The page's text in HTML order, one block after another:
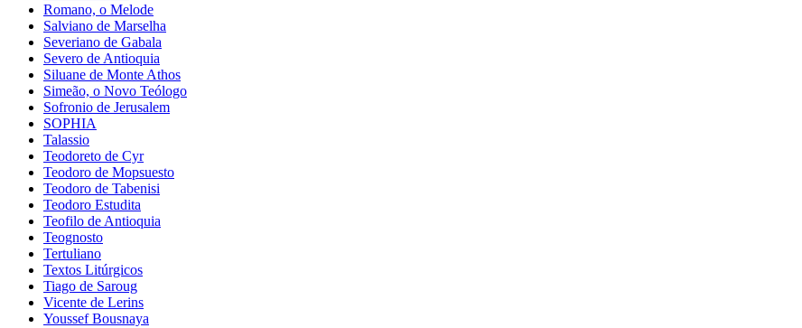
Romano, o Melode
Salviano de Marselha
Severiano de Gabala
Severo de Antioquia
Siluane de Monte Athos
Simeão, o Novo Teólogo
Sofronio de Jerusalem
SOPHIA
Talassio
Teodoreto de Cyr
Teodoro de Mopsuesto
Teodoro de Tabenisi
Teodoro Estudita
Teofilo de Antioquia
Teognosto
Tertuliano
Textos Litúrgicos
Tiago de Saroug
Vicente de Lerins
Youssef Bousnaya